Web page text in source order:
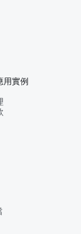
用實例